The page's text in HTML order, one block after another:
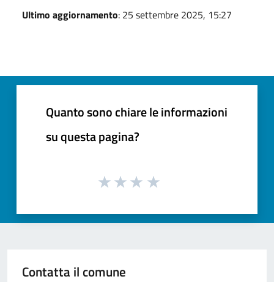
Ultimo aggiornamento: 25 settembre 2025, 15:27
Quanto sono chiare le informazioni
su questa pagina?
Contatta il comune